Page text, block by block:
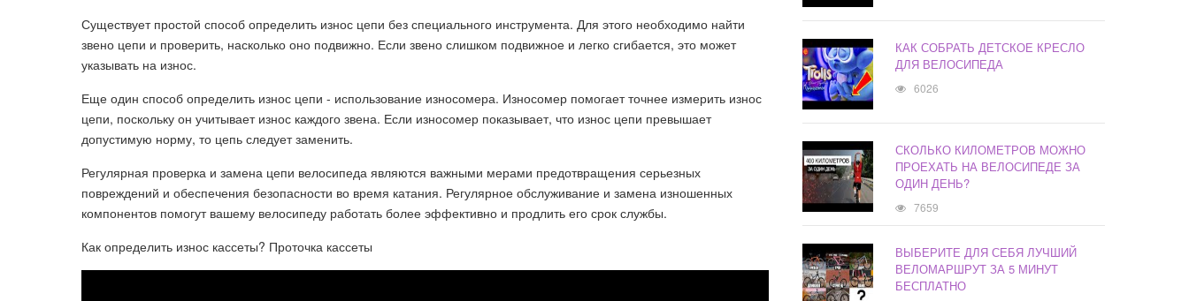
Существует простой способ определить износ цепи без специального инструмента. Для этого необходимо найти
звено цепи и проверить, насколько оно подвижно. Если звено слишком подвижное и легко сгибается, это может
указывать на износ.
Еще один способ определить износ цепи - использование износомера. Износомер помогает точнее измерить износ
цепи, поскольку он учитывает износ каждого звена. Если износомер показывает, что износ цепи превышает
допустимую норму, то цепь следует заменить.
Регулярная проверка и замена цепи велосипеда являются важными мерами предотвращения серьезных
повреждений и обеспечения безопасности во время катания. Регулярное обслуживание и замена изношенных
компонентов помогут вашему велосипеду работать более эффективно и продлить его срок службы.
Как определить износ кассеты? Проточка кассеты
КАК СОБРАТЬ ДЕТСКОЕ КРЕСЛО
ДЛЯ ВЕЛОСИПЕДА
6026
СКОЛЬКО КИЛОМЕТРОВ МОЖНО
ПРОЕХАТЬ НА ВЕЛОСИПЕДЕ ЗА
ОДИН ДЕНЬ?
7659
ВЫБЕРИТЕ ДЛЯ СЕБЯ ЛУЧШИЙ
ВЕЛОМАРШРУТ ЗА 5 МИНУТ
БЕСПЛАТНО